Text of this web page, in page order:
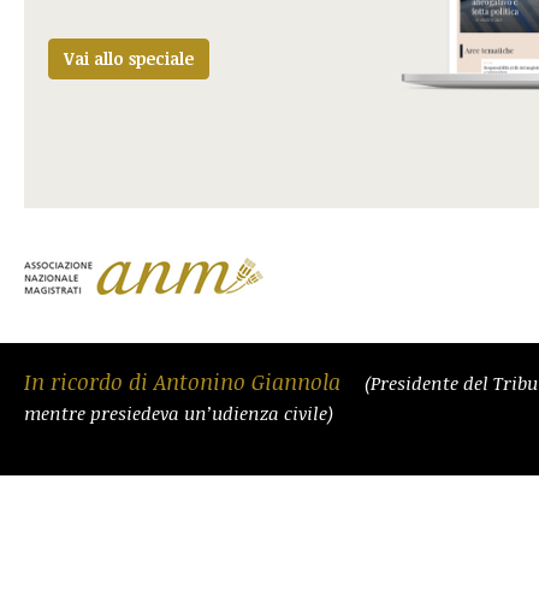
Vai allo speciale
In ricordo di Antonino Giannola
(Presidente del
mentre presiedeva un’udienza civile)